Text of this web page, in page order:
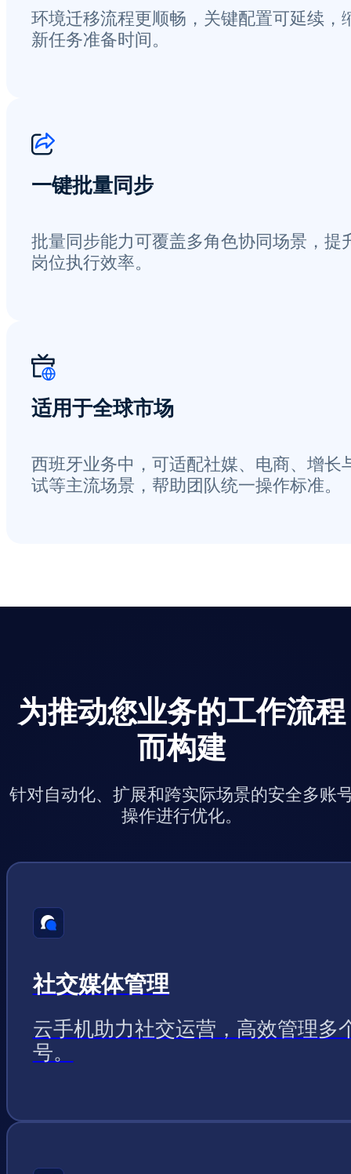
环境迁移流程更顺畅，关键配置可延续，
新任务准备时间。
一键批量同步
批量同步能力可覆盖多角色协同场景，提
岗位执行效率。
适用于全球市场
西班牙业务中，可适配社媒、电商、增长
试等主流场景，帮助团队统一操作标准。
为推动您业务的工作流程
而构建
针对自动化、扩展和跨实际场景的安全多账
操作进行优化。
社交媒体管理
云手机助力社交运营，高效管理多
号。